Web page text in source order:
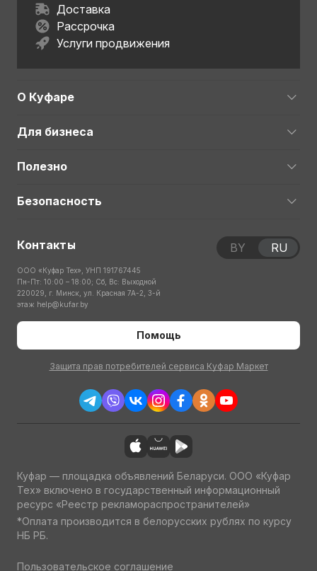
Доставка
Рассрочка
Услуги продвижения
О Куфаре
Для бизнеса
Полезно
Безопасность
Контакты
ООО «Куфар Тех», УНП 191767445
Пн-Пт: 10:00 – 18:00; Сб, Вс: Выходной
220029, г. Минск, ул. Красная 7А-2, 3-й
этаж help@kufar.by
Помощь
Защита прав потребителей сервиса Куфар Маркет
BY RU
Куфар — площадка объявлений Беларуси. ООО «Куфар
Тех» включено в государственный информационный
ресурс «Реестр рекламораспространителей»
*Оплата производится в белорусских рублях по курсу
НБ РБ.
Пользовательское соглашение